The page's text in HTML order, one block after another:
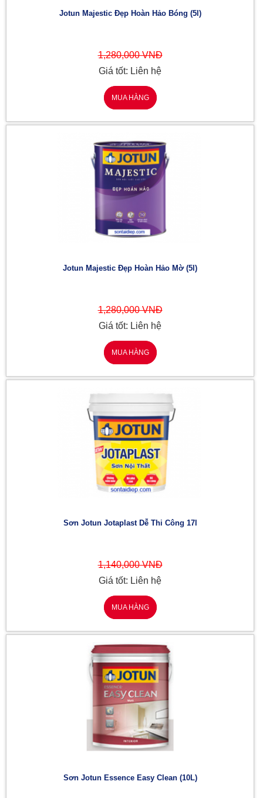
Jotun Majestic Đẹp Hoàn Hảo Bóng (5l)
1,280,000 VNĐ
Giá tốt: Liên hệ
MUA HÀNG
Jotun Majestic Đẹp Hoàn Hảo Mờ (5l)
1,280,000 VNĐ
Giá tốt: Liên hệ
MUA HÀNG
Sơn Jotun Jotaplast Dễ Thi Công 17l
1,140,000 VNĐ
Giá tốt: Liên hệ
MUA HÀNG
Sơn Jotun Essence Easy Clean (10L)